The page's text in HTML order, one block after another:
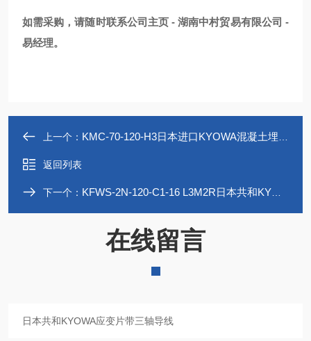
如需采购，请随时联系公司主页 - 湖南中村贸易有限公司 -
易经理。
上一个： KMC-70-120-H3日本进口KYOWA混凝土埋入式应变片
返回列表
下一个： KFWS-2N-120-C1-16 L3M2R日本共和KYOWA防水箔式应变片室外水下通用
在线留言